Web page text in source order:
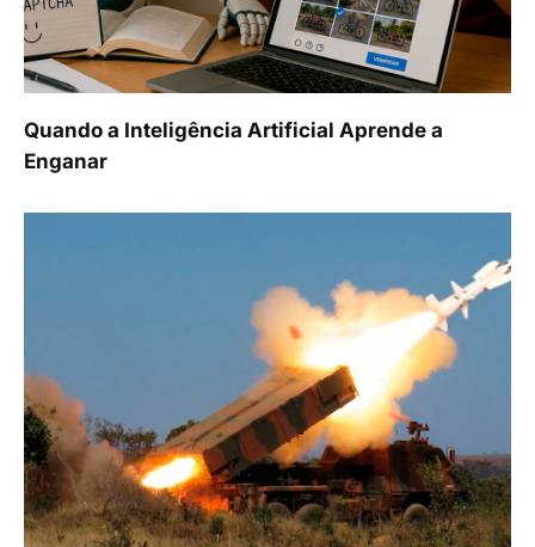
Quando a Inteligência Artificial Aprende a
Enganar